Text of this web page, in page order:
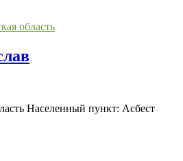
область
Населенный пункт: Асбест